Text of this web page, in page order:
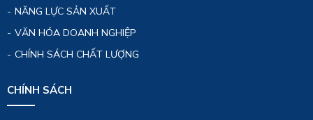
NĂNG LỰC SẢN XUẤT
VĂN HÓA DOANH NGHIỆP
CHÍNH SÁCH CHẤT LƯỢNG
CHÍNH SÁCH